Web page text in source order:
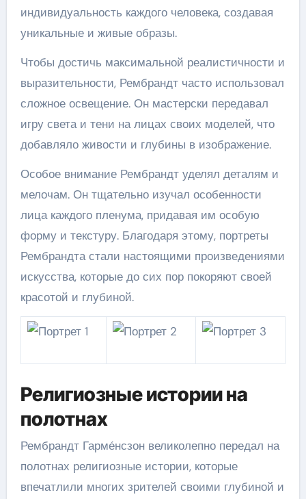
индивидуальность каждого человека, создавая
уникальные и живые образы.
Чтобы достичь максимальной реалистичности и
выразительности, Рембрандт часто использовал
сложное освещение. Он мастерски передавал
игру света и тени на лицах своих моделей, что
добавляло живости и глубины в изображение.
Особое внимание Рембрандт уделял деталям и
мелочам. Он тщательно изучал особенности
лица каждого пленума, придавая им особую
форму и текстуру. Благодаря этому, портреты
Рембрандта стали настоящими произведениями
искусства, которые до сих пор покоряют своей
красотой и глубиной.
Религиозные истории на
полотнах
Рембрандт Гарме́нсзон великолепно передал на
полотнах религиозные истории, которые
впечатлили многих зрителей своими глубиной и